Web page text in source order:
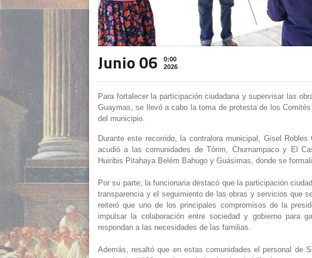
Junio 06
0:00
2026
Para fortalecer la participación ciudadana y supervisar las
Guaymas, se llevó a cabo la toma de protesta de los
del municipio.
Durante este recorrido, la contralora municipal, Gisel
acudió a las comunidades de Tórim, Chumampaco y El
Huiribis Pitahaya Belém Bahugo y Guásimas, donde se
Por su parte, la funcionaria destacó que la participación
transparencia y el seguimiento de las obras y servicios que
reiteró que uno de los principales compromisos de la
impulsar la colaboración entre sociedad y gobierno para
respondan a las necesidades de las familias.
Además, resaltó que en estas comunidades el personal de